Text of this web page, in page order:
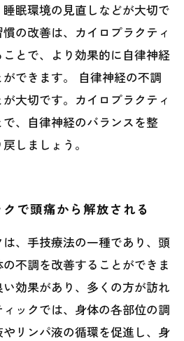
眠環境の見直しなどが大切で
の改善は、カイロプラクティ
とで、より効果的に自律神経
できます。 自律神経の不調
大切です。カイロプラクティ
、自律神経のバランスを整
しましょう。
で頭痛から解放される
、手技療法の一種であり、頭
不調を改善することができま
効果があり、多くの方が訪れ
ックでは、身体の各部位の調
リンパ液の循環を促進し、身